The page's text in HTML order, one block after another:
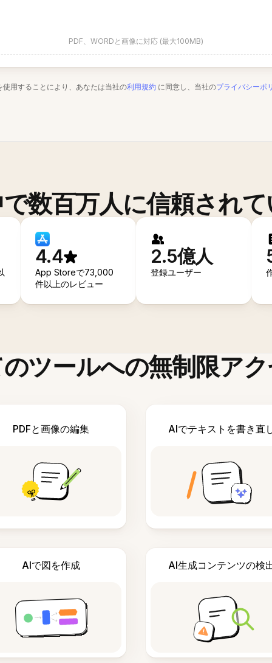
PDF、WORDと画像に対応 (最大100MB)
使用することにより、あなたは当社の利用規約 に同意し、当社のプライバシーポ
数百万人に信頼され
4.4
App Storeで73,000
件以上のレビュー
2.5億人
登録ユーザー
ツールへの無制限ア
PDFと画像の編集 AIでテキストを書き直
AIで図を作成 AI生成コンテンツの検